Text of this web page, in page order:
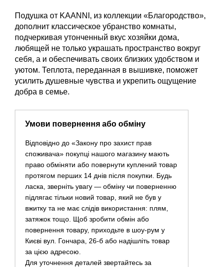
Подушка от KAANNI, из коллекции «Благородство»,
дополнит классическое убранство комнаты,
подчеркивая утонченный вкус хозяйки дома,
любящей не только украшать пространство вокруг
себя, а и обеспечивать своих близких удобством и
уютом. Теплота, переданная в вышивке, поможет
усилить душевные чувства и укрепить ощущение
добра в семье.
Умови повернення або обміну
Відповідно до «Закону про захист прав
споживача» покупці нашого магазину мають
право обміняти або повернути куплений товар
протягом перших 14 днів після покупки. Будь
ласка, зверніть увагу — обміну чи поверненню
підлягає тільки новий товар, який не був у
вжитку та не має слідів використання: плям,
затяжок тощо. Щоб зробити обмін або
повернення товару, приходьте в шоу-рум у
Києві вул. Гончара, 26-б або надішліть товар
за цією адресою.
Для уточнення деталей звертайтесь за